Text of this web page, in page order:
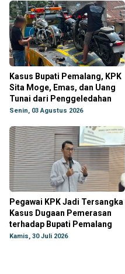
Kasus Bupati Pemalang, KPK
Sita Moge, Emas, dan Uang
Tunai dari Penggeledahan
Senin, 03 Agustus 2026
Pegawai KPK Jadi Tersangka
Kasus Dugaan Pemerasan
terhadap Bupati Pemalang
Kamis, 30 Juli 2026